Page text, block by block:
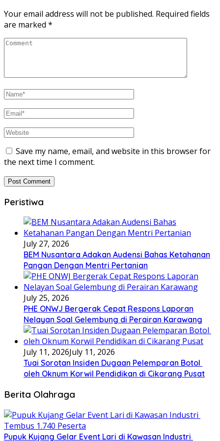
Your email address will not be published. Required fields
are marked *
Save my name, email, and website in this browser for
the next time I comment.
Peristiwa
July 27, 2026
BEM Nusantara Adakan Audensi Bahas Ketahanan
Pangan Dengan Mentri Pertanian
July 25, 2026
PHE ONWJ Bergerak Cepat Respons Laporan
Nelayan Soal Gelembung di Perairan Karawang
July 11, 2026July 11, 2026
Tuai Sorotan Insiden Dugaan Pelemparan Botol
oleh Oknum Korwil Pendidikan di Cikarang Pusat
Berita Olahraga
Pupuk Kujang Gelar Event Lari di Kawasan Industri